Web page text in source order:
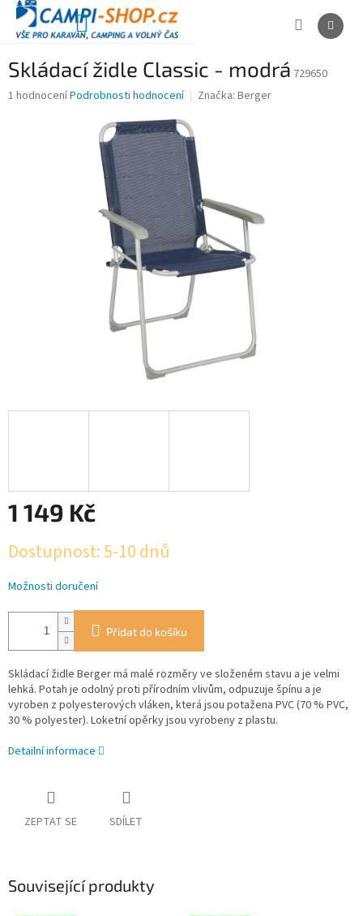
Přejít
obsah
NÁKUPNÍ
Skládací židle Classic - modrá 729650
Průměrné
1 hodnoceníPodrobnosti hodnocení Značka: Berger
1 149 Kč
cena:
Dostupnost: 5-10 dnů
Možnosti doručení
Přidat do košíku
Skládací židle Berger má malé rozměry ve složeném stavu a je velmi
lehká. Potah je odolný proti přírodním vlivům, odpuzuje špínu a je
vyroben z polyesterových vláken, která jsou potažena PVC (70 % PVC,
30 % polyester). Loketní opěrky jsou vyrobeny z plastu.
Detailní informace
ZEPTAT SE SDÍLET
Související produkty